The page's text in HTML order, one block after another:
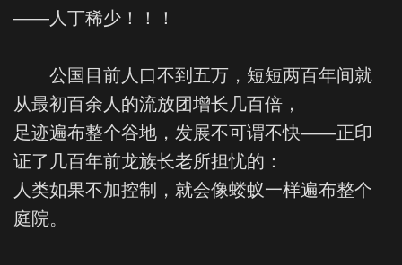
——人丁稀少！！！
公国目前人口不到五万，短短两百年间就
从最初百余人的流放团增长几百倍，
足迹遍布整个谷地，发展不可谓不快——正印
证了几百年前龙族长老所担忧的：
人类如果不加控制，就会像蝼蚁一样遍布整个
庭院。